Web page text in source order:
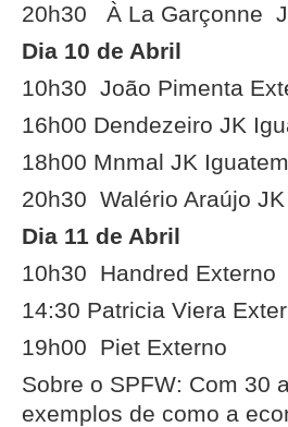
20h30
À La Garçonne
Dia 10 de Abril
10h30 João Pimenta
16h00 Dendezeiro JK
18h00 Mnmal JK
20h30 Walério Araújo
Dia 11 de Abril
10h30
Handred Externo
14:30 Patricia Viera
19h00
Piet Externo
Sobre o SPFW: Com 30
exemplos de como a